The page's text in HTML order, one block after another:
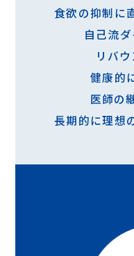
食欲の抑制に
自己流
リバ
健康的
医師の
長期的に理想